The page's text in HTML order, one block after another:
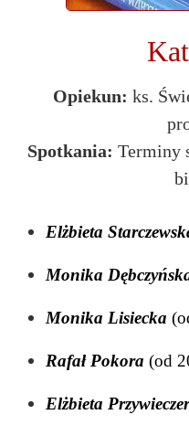
Opiekun: ks.
Spotkania: Terminy
Elżbieta
Monika
Monika Lisiecka
Rafał Pokora (od
Elżbieta